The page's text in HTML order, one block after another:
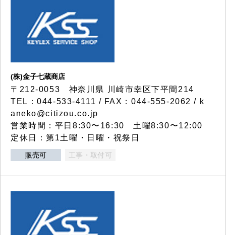
(株)金子七蔵商店
〒212-0053 神奈川県 川崎市幸区下平間214
TEL：044-533-4111 / FAX：044-555-2062 / k
aneko@citizou.co.jp
営業時間：平日8:30〜16:30 土曜8:30〜12:00
定休日：第1土曜・日曜・祝祭日
販売可 工事・取付可